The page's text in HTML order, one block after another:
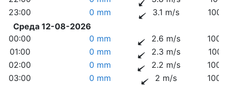
23:00
0 mm 3.1 m/s
Среда 12-08-2026
00:00
0 mm 2.6 m/s
01:00
0 mm 2.3 m/s
02:00
0 mm 2.2 m/s
03:00
0 mm 2 m/s